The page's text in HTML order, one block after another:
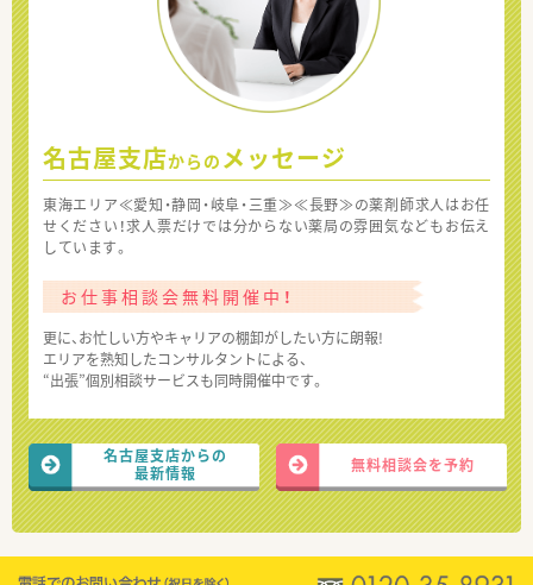
名古屋支店からの メッセージ
東海エリア≪愛知・静岡・岐阜・三重≫≪長野≫の薬剤師求人はお任
せください！求人票だけでは分からない薬局の雰囲気などもお伝え
しています。
お仕事相談会無料開催中！
更に、お忙しい方やキャリアの棚卸がしたい方に朗報!
エリアを熟知したコンサルタントによる、
“出張”個別相談サービスも同時開催中です。
名古屋支店からの
最新情報
無料相談会を予約